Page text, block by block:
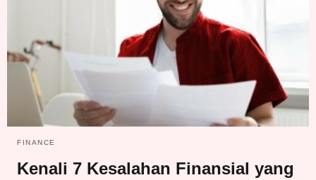
FINANCE
Kenali 7 Kesalahan Finansial yang